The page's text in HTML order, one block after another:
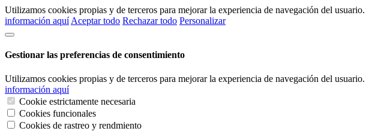
Utilizamos cookies propias y de terceros para mejorar la experiencia de navegación del
información aquí Aceptar todo Rechazar todo Personalizar
Gestionar las preferencias de consentimiento
Utilizamos cookies propias y de terceros para mejorar la experiencia de navegación del
información aquí
Cookie estrictamente necesaria
Cookies funcionales
Cookies de rastreo y rendmiento